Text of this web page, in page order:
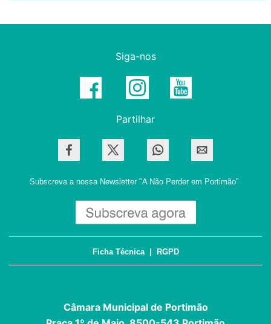
Siga-nos
Partilhar
Subscreva a nossa Newsletter "A Não Perder em Portimão"
Ficha Técnica| RGPD
Câmara Municipal de Portimão